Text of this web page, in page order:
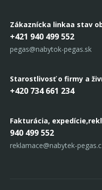
Zákaznícka linkaa stav
+421 940 499 552
pegas@nabytok-pegas.sk
Starostlivosť o firmy a
+420 734 661 234
Fakturácia, expedície,
940 499 552
reklamace@nabytek-